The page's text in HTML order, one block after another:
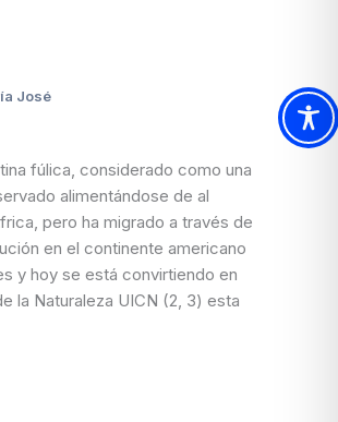
José
fúlica, considerado como una
alimentándose de al
pero ha migrado a través de
en el continente americano
y hoy se está convirtiendo en
la Naturaleza UICN (2, 3) esta